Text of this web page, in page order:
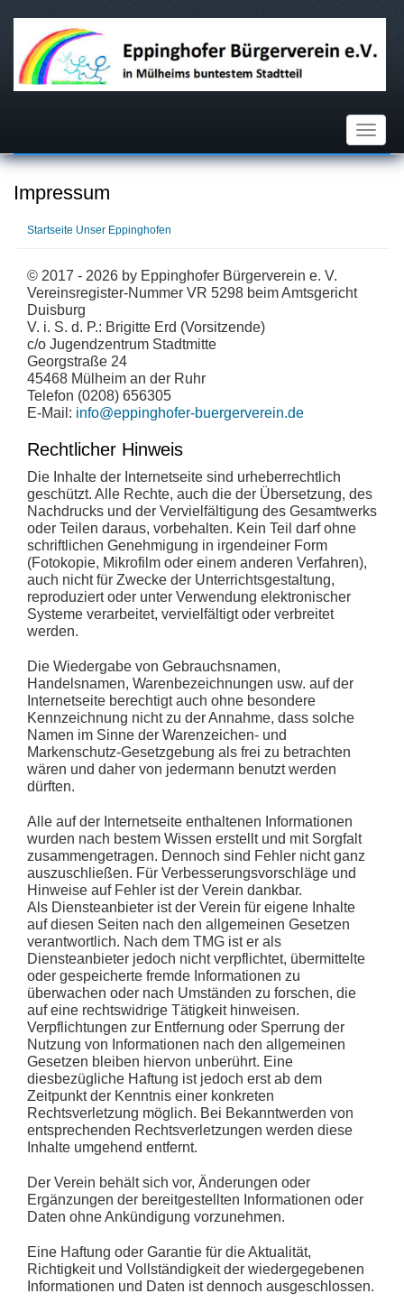
content
Toggle
Impressum
Startseite Unser Eppinghofen
© 2017 - 2026 by Eppinghofer Bürgerverein e. V.
Vereinsregister-Nummer VR 5298 beim Amtsgericht
Duisburg
V. i. S. d. P.: Brigitte Erd (Vorsitzende)
c/o Jugendzentrum Stadtmitte
Georgstraße 24
45468 Mülheim an der Ruhr
Telefon (0208) 656305
E-Mail: info@eppinghofer-buergerverein.de
Rechtlicher Hinweis
Die Inhalte der Internetseite sind urheberrechtlich
geschützt. Alle Rechte, auch die der Übersetzung, des
Nachdrucks und der Vervielfältigung des Gesamtwerks
oder Teilen daraus, vorbehalten. Kein Teil darf ohne
schriftlichen Genehmigung in irgendeiner Form
(Fotokopie, Mikrofilm oder einem anderen Verfahren),
auch nicht für Zwecke der Unterrichtsgestaltung,
reproduziert oder unter Verwendung elektronischer
Systeme verarbeitet, vervielfältigt oder verbreitet
werden.
Die Wiedergabe von Gebrauchsnamen,
Handelsnamen, Warenbezeichnungen usw. auf der
Internetseite berechtigt auch ohne besondere
Kennzeichnung nicht zu der Annahme, dass solche
Namen im Sinne der Warenzeichen- und
Markenschutz-Gesetzgebung als frei zu betrachten
wären und daher von jedermann benutzt werden
dürften.
Alle auf der Internetseite enthaltenen Informationen
wurden nach bestem Wissen erstellt und mit Sorgfalt
zusammengetragen. Dennoch sind Fehler nicht ganz
auszuschließen. Für Verbesserungsvorschläge und
Hinweise auf Fehler ist der Verein dankbar.
Als Diensteanbieter ist der Verein für eigene Inhalte
auf diesen Seiten nach den allgemeinen Gesetzen
verantwortlich. Nach dem TMG ist er als
Diensteanbieter jedoch nicht verpflichtet, übermittelte
oder gespeicherte fremde Informationen zu
überwachen oder nach Umständen zu forschen, die
auf eine rechtswidrige Tätigkeit hinweisen.
Verpflichtungen zur Entfernung oder Sperrung der
Nutzung von Informationen nach den allgemeinen
Gesetzen bleiben hiervon unberührt. Eine
diesbezügliche Haftung ist jedoch erst ab dem
Zeitpunkt der Kenntnis einer konkreten
Rechtsverletzung möglich. Bei Bekanntwerden von
entsprechenden Rechtsverletzungen werden diese
Inhalte umgehend entfernt.
Der Verein behält sich vor, Änderungen oder
Ergänzungen der bereitgestellten Informationen oder
Daten ohne Ankündigung vorzunehmen.
Eine Haftung oder Garantie für die Aktualität,
Richtigkeit und Vollständigkeit der wiedergegebenen
Informationen und Daten ist dennoch ausgeschlossen.